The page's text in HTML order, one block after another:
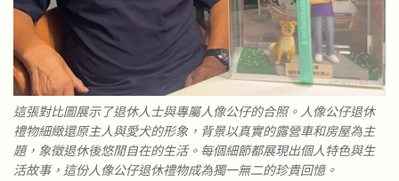
這張對比圖展示了退休人士與專屬人像公仔的合照。人像公仔退休
禮物細緻還原主人與愛犬的形象，背景以真實的露營車和房屋為主
題，象徵退休後悠閒自在的生活。每個細節都展現出個人特色與生
活故事，這份人像公仔退休禮物成為獨一無二的珍貴回憶。